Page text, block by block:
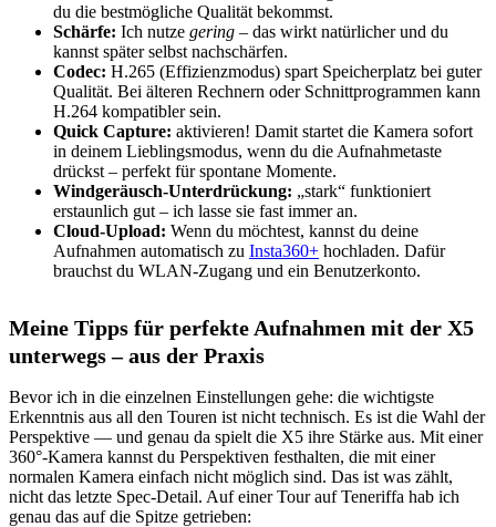
du die bestmögliche Qualität bekommst.
Schärfe: Ich nutze gering – das wirkt natürlicher und du
kannst später selbst nachschärfen.
Codec: H.265 (Effizienzmodus) spart Speicherplatz bei guter
Qualität. Bei älteren Rechnern oder Schnittprogrammen kann
H.264 kompatibler sein.
Quick Capture: aktivieren! Damit startet die Kamera sofort
in deinem Lieblingsmodus, wenn du die Aufnahmetaste
drückst – perfekt für spontane Momente.
Windgeräusch-Unterdrückung: „stark“ funktioniert
erstaunlich gut – ich lasse sie fast immer an.
Cloud-Upload: Wenn du möchtest, kannst du deine
Aufnahmen automatisch zu Insta360+ hochladen. Dafür
brauchst du WLAN-Zugang und ein Benutzerkonto.
Meine Tipps für perfekte Aufnahmen mit der X5
unterwegs – aus der Praxis
Bevor ich in die einzelnen Einstellungen gehe: die wichtigste
Erkenntnis aus all den Touren ist nicht technisch. Es ist die Wahl der
Perspektive — und genau da spielt die X5 ihre Stärke aus. Mit einer
360°-Kamera kannst du Perspektiven festhalten, die mit einer
normalen Kamera einfach nicht möglich sind. Das ist was zählt,
nicht das letzte Spec-Detail. Auf einer Tour auf Teneriffa hab ich
genau das auf die Spitze getrieben: